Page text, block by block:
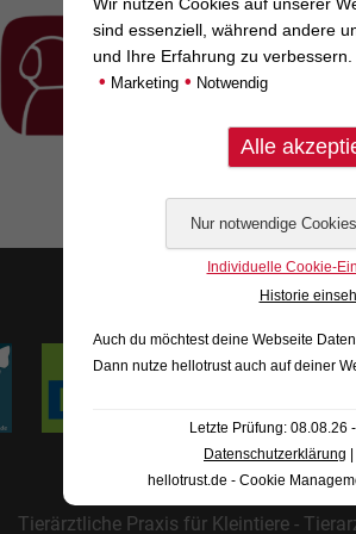
Tierärztliche Praxis für Kleintiere -
sind essenziell, während andere
und Ihre Erfahrung zu verbessern.
• Marketing • Notwendig
Individuelle Cookie-
Historie
Auch du möchtest deine Webseite
Dann nutze hellotrust auch auf deiner
Letzte Prüfung: 08.08.26
Datenschutzerklärung |
hellotrust.de - Cookie